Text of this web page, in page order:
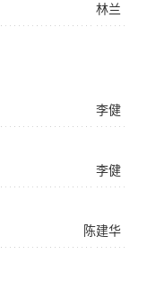
林兰
李健
李健
陈建华